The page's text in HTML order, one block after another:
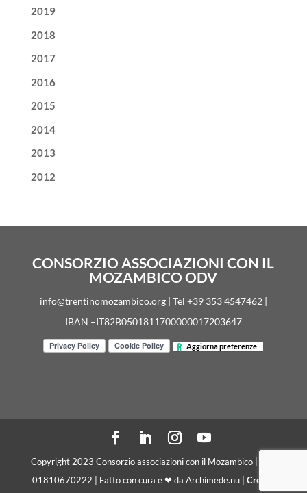
2019
2018
2017
2016
2015
2014
2013
2012
CONSORZIO ASSOCIAZIONI CON IL
MOZAMBICO ODV
info@trentinomozambico.org | Tel +39 353 4547462 |
IBAN –IT82B0501811700000017203647
Aggiorna preferenze
Copyright 2023 Consorzio associazioni con il Mozambico | C. F.
01810670222 | Fatto con cura e ❤ da Archimede.nu | Crediti